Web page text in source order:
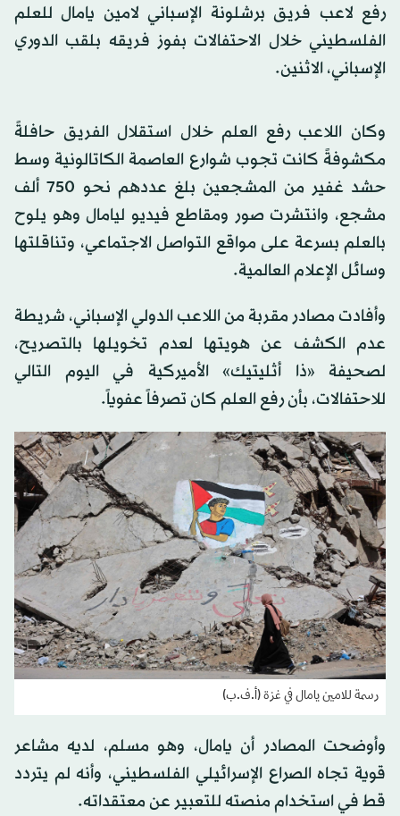
رفع لاعب فريق برشلونة الإسباني لامين يامال للعلم
الفلسطيني خلال الاحتفالات بفوز فريقه بلقب الدوري
الإسباني، الاثنين.
وكان اللاعب رفع العلم خلال استقلال الفريق حافلةً
مكشوفةً كانت تجوب شوارع العاصمة الكاتالونية وسط
حشد غفير من المشجعين بلغ عددهم نحو 750 ألف
مشجع، وانتشرت صور ومقاطع فيديو ليامال وهو يلوح
بالعلم بسرعة على مواقع التواصل الاجتماعي، وتناقلتها
وسائل الإعلام العالمية.
وأفادت مصادر مقربة من اللاعب الدولي الإسباني، شريطة
عدم الكشف عن هويتها لعدم تخويلها بالتصريح،
لصحيفة «ذا أثليتيك» الأميركية في اليوم التالي
للاحتفالات، بأن رفع العلم كان تصرفاً عفوياً.
رسمة للامين يامال في غزة (أ.ف.ب)
وأوضحت المصادر أن يامال، وهو مسلم، لديه مشاعر
قوية تجاه الصراع الإسرائيلي الفلسطيني، وأنه لم يتردد
قط في استخدام منصته للتعبير عن معتقداته.